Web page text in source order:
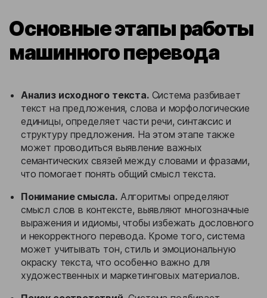
Основные этапы работы
машинного перевода
Анализ исходного текста.Система разбивает
текст на предложения, слова и морфологические
единицы, определяет части речи, синтаксис и
структуру предложения. На этом этапе также
может проводиться выявление важных
семантических связей между словами и фразами,
что помогает понять общий смысл текста.
Понимание смысла.Алгоритмы определяют
смысл слов в контексте, выявляют многозначные
выражения и идиомы, чтобы избежать дословного
и некорректного перевода. Кроме того, система
может учитывать тон, стиль и эмоциональную
окраску текста, что особенно важно для
художественных и маркетинговых материалов.